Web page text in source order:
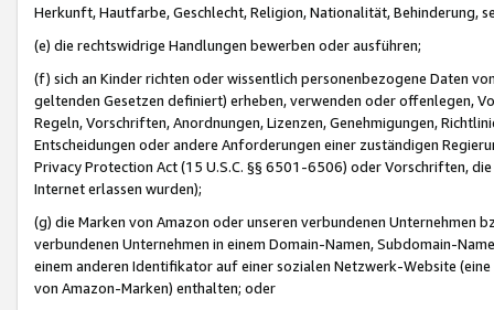
Herkunft, Hautfarbe, Geschlecht, Religion, Nationalität, Behinderung,
(e) die rechtswidrige Handlungen bewerben oder ausführen;
(f) sich an Kinder richten oder wissentlich personenbezogene Daten
geltenden Gesetzen definiert) erheben, verwenden oder offenlegen,
Regeln, Vorschriften, Anordnungen, Lizenzen, Genehmigungen,
Entscheidungen oder andere Anforderungen einer zuständigen
Privacy Protection Act (15 U.S.C. §§ 6501-6506) oder Vorschriften,
Internet erlassen wurden);
(g) die Marken von Amazon oder unseren verbundenen Unternehmen
verbundenen Unternehmen in einem Domain-Namen, Subdomain-
einem anderen Identifikator auf einer sozialen Netzwerk-Website
von Amazon-Marken) enthalten; oder